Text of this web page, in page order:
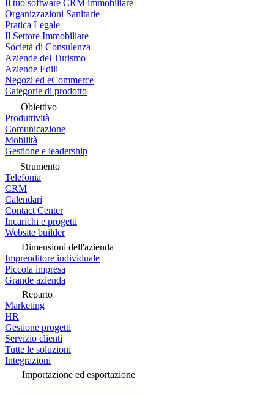
Il tuo software CRM immobiliare
Organizzazioni Sanitarie
Pratica Legale
Il Settore Immobiliare
Società di Consulenza
Aziende del Turismo
Aziende Edili
Negozi ed eCommerce
Categorie di prodotto
Obiettivo
Produttività
Comunicazione
Mobilità
Gestione e leadership
Strumento
Telefonia
CRM
Calendari
Contact Center
Incarichi e progetti
Website builder
Dimensioni dell'azienda
Imprenditore individuale
Piccola impresa
Grande azienda
Reparto
Marketing
HR
Gestione progetti
Servizio clienti
Tutte le soluzioni
Integrazioni
Importazione ed esportazione